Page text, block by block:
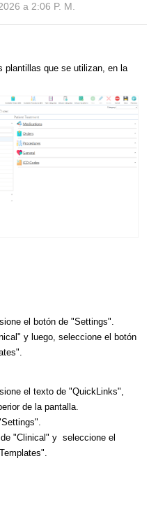
a 2:06 P. M.
plantillas que se utilizan, en la
el botón de "Settings".
y luego, seleccione el botón
el texto de "QuickLinks",
de la pantalla.
"Clinical" y seleccione el